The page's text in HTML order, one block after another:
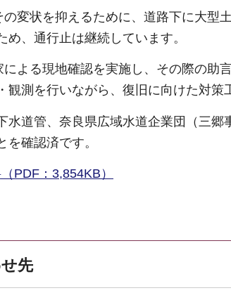
変状を抑えるために、道路下に大型
め、通行止は継続しています。
よる現地確認を実施し、その際の助
観測を行いながら、復旧に向けた対策
水道管、奈良県広域水道企業団（三
を確認済です。
PDF：3,854KB）
先